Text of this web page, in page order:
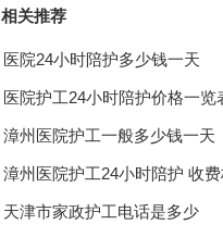
相关推荐
医院24小时陪护多少钱一天
医院护工24小时陪护价格一览
漳州医院护工一般多少钱一天
漳州医院护工24小时陪护 收
天津市家政护工电话是多少